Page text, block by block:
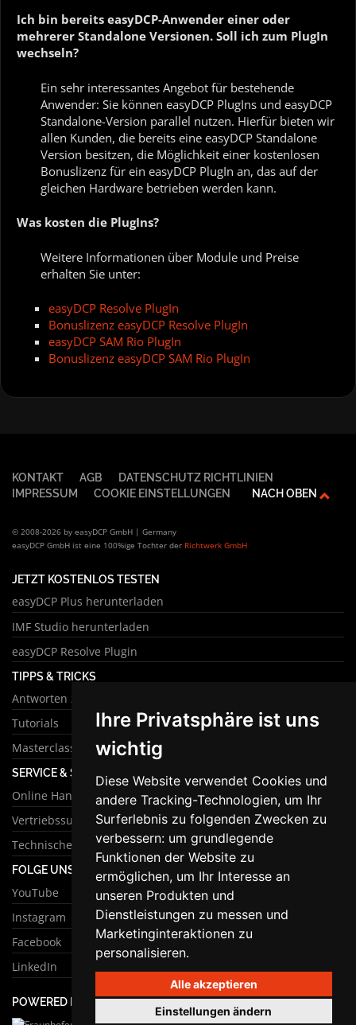
Ihre Privatsphäre ist uns
wichtig
Diese Website verwendet Cookies und
andere Tracking-Technologien, um Ihr
Surferlebnis zu folgenden Zwecken zu
verbessern: um grundlegende
Funktionen der Website zu
ermöglichen, um Ihr Interesse an
unseren Produkten und
Dienstleistungen zu messen und
Marketinginteraktionen zu
personalisieren.
Alle akzeptieren
Einstellungen ändern
Ich bin bereits easyDCP-Anwender einer oder
mehrerer Standalone Versionen. Soll ich zum PlugIn
wechseln?
Ein sehr interessantes Angebot für bestehende
Anwender: Sie können easyDCP PlugIns und easyDCP
Standalone-Version parallel nutzen. Hierfür bieten wir
allen Kunden, die bereits eine easyDCP Standalone
Version besitzen, die Möglichkeit einer kostenlosen
Bonuslizenz für ein easyDCP PlugIn an, das auf der
gleichen Hardware betrieben werden kann.
Was kosten die PlugIns?
Weitere Informationen über Module und Preise
erhalten Sie unter:
easyDCP Resolve PlugIn
Bonuslizenz easyDCP Resolve PlugIn
easyDCP SAM Rio PlugIn
Bonuslizenz easyDCP SAM Rio PlugIn
KONTAKT AGB
DATENSCHUTZ RICHTLINIEN
IMPRESSUM
COOKIE EINSTELLUNGEN NACH OBEN
© 2008-2026 by easyDCP GmbH | Germany
easyDCP GmbH ist eine 100%ige Tochter der Richtwerk GmbH
JETZT KOSTENLOS TESTEN
easyDCP Plus herunterladen
IMF Studio herunterladen
easyDCP Resolve Plugin
TIPPS & TRICKS
Antworten zu häufigen Fragen
Tutorials
Masterclass
SERVICE & SUPPORT
Online Handbuch
Vertriebssupport
Technischer Support
FOLGE UNS
YouTube
Instagram
Facebook
LinkedIn
POWERED BY